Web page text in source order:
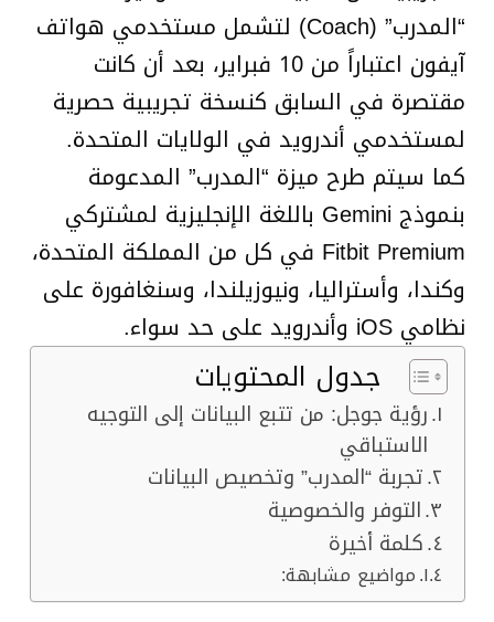
“المدرب” (Coach) لتشمل مستخدمي هواتف
آيفون اعتباراً من 10 فبراير، بعد أن كانت
مقتصرة في السابق كنسخة تجريبية حصرية
لمستخدمي أندرويد في الولايات المتحدة.
كما سيتم طرح ميزة “المدرب” المدعومة
بنموذج Gemini باللغة الإنجليزية لمشتركي
Fitbit Premium في كل من المملكة المتحدة،
وكندا، وأستراليا، ونيوزيلندا، وسنغافورة على
نظامي iOS وأندرويد على حد سواء.
جدول المحتويات
رؤية جوجل: من تتبع البيانات إلى التوجيه
الاستباقي
تجربة “المدرب” وتخصيص البيانات
التوفر والخصوصية
كلمة أخيرة
مواضيع مشابهة: